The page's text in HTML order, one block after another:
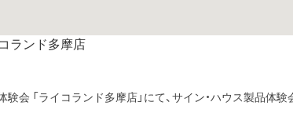
コランド多摩店
験会 「ライコランド多摩店」にて、サイン・ハウス製品体験